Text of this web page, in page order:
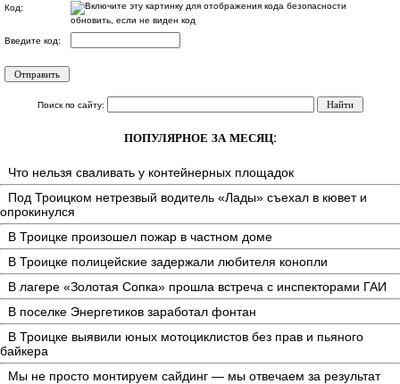
Код:
обновить, если не виден код
Введите код:
Поиск по сайту:
ПОПУЛЯРНОЕ ЗА МЕСЯЦ:
Что нельзя сваливать у контейнерных площадок
Под Троицком нетрезвый водитель «Лады» съехал в кювет и
опрокинулся
В Троицке произошел пожар в частном доме
В Троицке полицейские задержали любителя конопли
В лагере «Золотая Сопка» прошла встреча с инспекторами ГАИ
В поселке Энергетиков заработал фонтан
В Троицке выявили юных мотоциклистов без прав и пьяного
байкера
Мы не просто монтируем сайдинг — мы отвечаем за результат